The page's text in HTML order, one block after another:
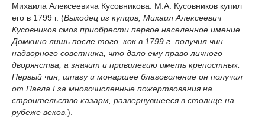
Михаила Алексеевича Кусовникова. М.А. Кусовников купил
его в 1799 г. (Выходец из купцов, Михаил Алексеевич
Кусовников смог приобрести первое населенное имение
Домкино лишь после того, кок в 1799 г. получил чин
надворного советника, что дало ему право личного
дворянства, а значит и привилегию иметь крепостных.
Первый чин, шпагу и монаршее благоволение он получил
от Павла I за многочисленные пожертвования на
строительство казарм, развернувшееся в столице на
рубеже веков. ).